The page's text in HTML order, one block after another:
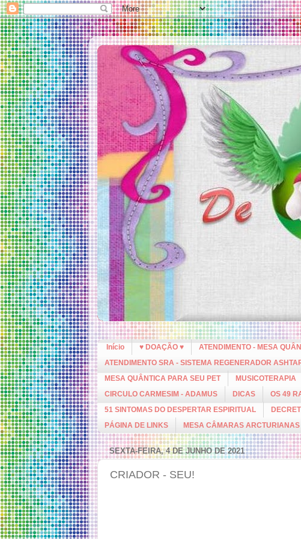
Início ♥ DOAÇÃO ♥ ATENDIMENTO - MESA
ATENDIMENTO SRA - SISTEMA REGENERADOR
MESA QUÂNTICA PARA SEU PET
MUSICOTERAPIA
CIRCULO CARMESIM - ADAMUS
DICAS OS 49
51 SINTOMAS DO DESPERTAR ESPIRITUAL
PÁGINA DE LINKS
MESA CÂMARAS ARCTURIANAS
SEXTA-FEIRA, 4 DE JUNHO DE 2021
CRIADOR - SEU!